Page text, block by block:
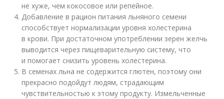
не хуже, чем кокосовое или репейное.
Добавление в рацион питания льняного семени
способствует нормализации уровня холестерина
в крови. При достаточном употреблении зерен желчь
выводится через пищеварительную систему, что
и помогает снизить уровень холестерина.
В семенах льна не содержится глютен, поэтому они
прекрасно подойдут людям, страдающим
чувствительностью к этому продукту. Измельченные